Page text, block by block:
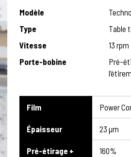
Modèle
Type
Table
Vitesse
13 rpm
Porte-bobine
Pré-
Film Power
Épaisseur 23 µm
Pré-étirage +
160%